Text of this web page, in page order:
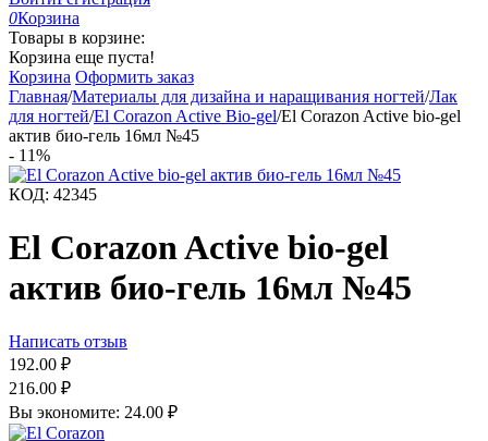
0Корзина
Товары в корзине:
Корзина еще пуста!
Корзина Оформить заказ
Главная/Материалы для дизайна и наращивания ногтей/Лак
для ногтей/El Corazon Active Bio-gel/El Corazon Active bio-gel
актив био-гель 16мл №45
- 11%
КОД: 42345
El Corazon Active bio-gel
актив био-гель 16мл №45
Написать отзыв
192.00 ₽
216.00 ₽
Вы экономите: 24.00 ₽